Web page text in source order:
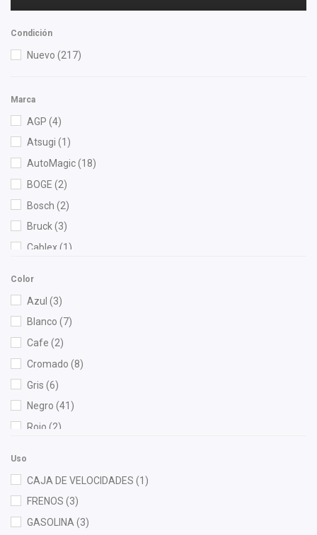
Condición
Nuevo (217)
Marca
AGP (4)
Atsugi (1)
AutoMagic(18)
BOGE (2)
Bosch (2)
Bruck(3)
Cablex(1)
Gogo Parts(1)
Gonher(6)
Good Go(1)
Color
Azul (3)
Blanco (7)
Cafe (2)
Cromado (8)
Gris (6)
Negro (41)
Rojo (2)
Uso
CAJA DE VELOCIDADES (1)
FRENOS (3)
GASOLINA (3)